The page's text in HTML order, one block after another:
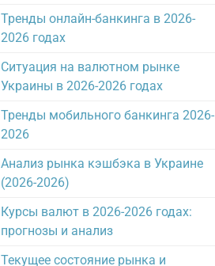
Тренды онлайн-банкинга в 2026-
2026 годах
Ситуация на валютном рынке
Украины в 2026-2026 годах
Тренды мобильного банкинга 2026-
2026
Анализ рынка кэшбэка в Украине
(2026-2026)
Курсы валют в 2026-2026 годах:
прогнозы и анализ
Текущее состояние рынка и